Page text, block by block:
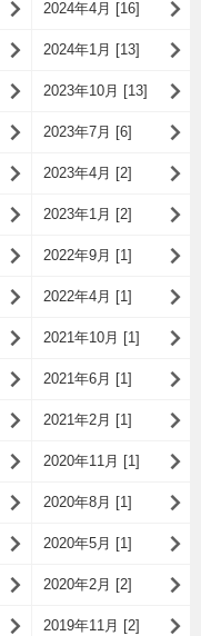
2024年4月 [16]
2024年1月 [13]
2023年10月 [13]
2023年7月 [6]
2023年4月 [2]
2023年1月 [2]
2022年9月 [1]
2022年4月 [1]
2021年10月 [1]
2021年6月 [1]
2021年2月 [1]
2020年11月 [1]
2020年8月 [1]
2020年5月 [1]
2020年2月 [2]
2019年11月 [2]